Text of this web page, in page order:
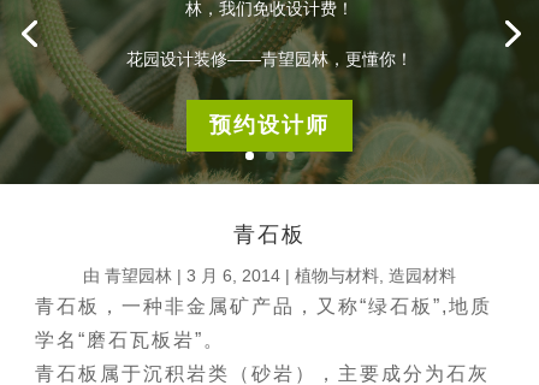
林，我们免收设计费！
花园设计装修——青望园林，更懂你！
预约设计师
青石板
由 青望园林 | 3 月 6, 2014 | 植物与材料 造园材料
青石板，一种非金属矿产品，又称“绿石板”,地质
学名“磨石瓦板岩”。
青石板属于沉积岩类（砂岩），主要成分为石灰